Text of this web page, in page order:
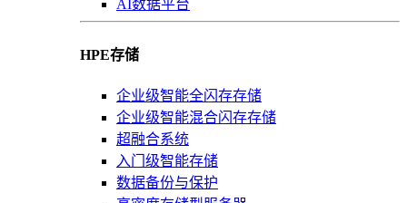
AI数据平台
HPE存储
企业级智能全闪存存储
企业级智能混合闪存存储
超融合系统
入门级智能存储
数据备份与保护